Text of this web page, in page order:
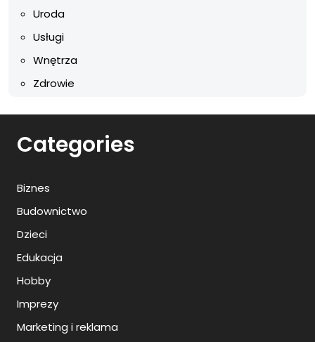
Uroda
Usługi
Wnętrza
Zdrowie
Categories
Biznes
Budownictwo
Dzieci
Edukacja
Hobby
Imprezy
Marketing i reklama